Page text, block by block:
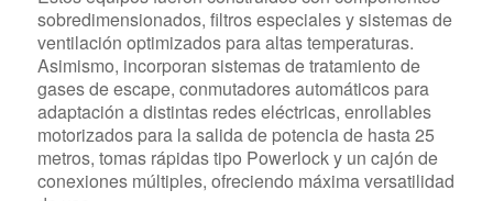
sobredimensionados, filtros especiales y sistemas de
ventilación optimizados para altas temperaturas.
Asimismo, incorporan sistemas de tratamiento de
gases de escape, conmutadores automáticos para
adaptación a distintas redes eléctricas, enrollables
motorizados para la salida de potencia de hasta 25
metros, tomas rápidas tipo Powerlock y un cajón de
conexiones múltiples, ofreciendo máxima versatilidad